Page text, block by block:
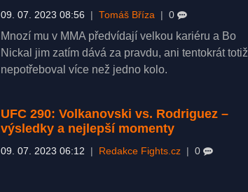
09. 07. 2023 08:56 Tomáš Bříza 0
Mnozí mu v MMA předvídají velkou kariéru a Bo
Nickal jim zatím dává za pravdu, ani tentokrát totiž
nepotřeboval více než jedno kolo.
UFC 290: Volkanovski vs. Rodriguez –
výsledky a nejlepší momenty
09. 07. 2023 06:12 Redakce Fights.cz 0